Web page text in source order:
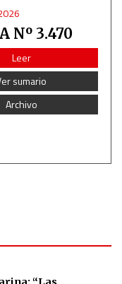
Nº 3.470
Leer
sumario
Archivo